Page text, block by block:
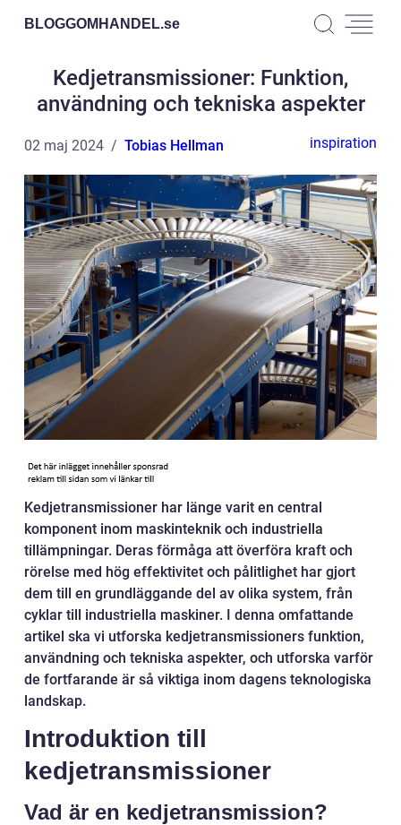
BLOGGOMHANDEL.se
Kedjetransmissioner: Funktion,
användning och tekniska aspekter
02 maj 2024 Tobias Hellman inspiration
Kedjetransmissioner har länge varit en central
komponent inom maskinteknik och industriella
tillämpningar. Deras förmåga att överföra kraft och
rörelse med hög effektivitet och pålitlighet har gjort
dem till en grundläggande del av olika system, från
cyklar till industriella maskiner. I denna omfattande
artikel ska vi utforska kedjetransmissioners funktion,
användning och tekniska aspekter, och utforska varför
de fortfarande är så viktiga inom dagens teknologiska
landskap.
Introduktion till
kedjetransmissioner
Vad är en kedjetransmission?